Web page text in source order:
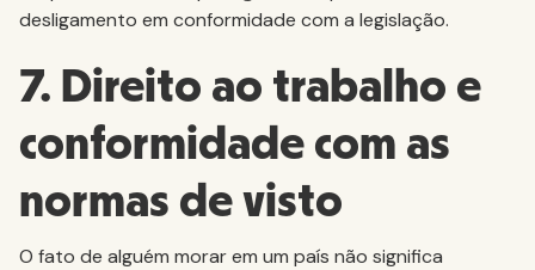
desligamento em conformidade com a legislação.
7. Direito ao trabalho e
conformidade com as
normas de visto
O fato de alguém morar em um país não significa